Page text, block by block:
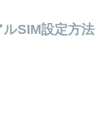
SIM設定方法